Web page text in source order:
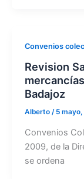
Convenios
Revision
Badajoz
Alberto / 5
Convenios
2009, de la
se ordena